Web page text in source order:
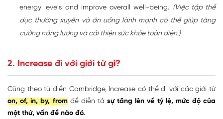
energy levels and improve overall well-being. (Việc tập thể
dục thường xuyên và ăn uống lành mạnh có thể giúp tăng
cường năng lượng và cải thiện sức khỏe toàn diện.)
2. Increase đi với giới từ gì?
Cũng theo từ điển Cambridge, Increase có thể đi với các giới từ
on, of, in, by, fromđể diễn tả sự tăng lên về tỷ lệ, mức độ của
một thứ, vấn đề nào đó.